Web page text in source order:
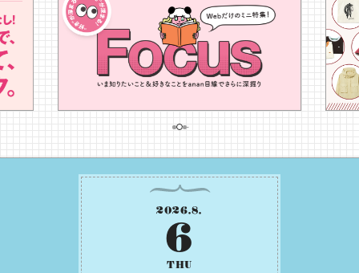
2026.8.
6
THU